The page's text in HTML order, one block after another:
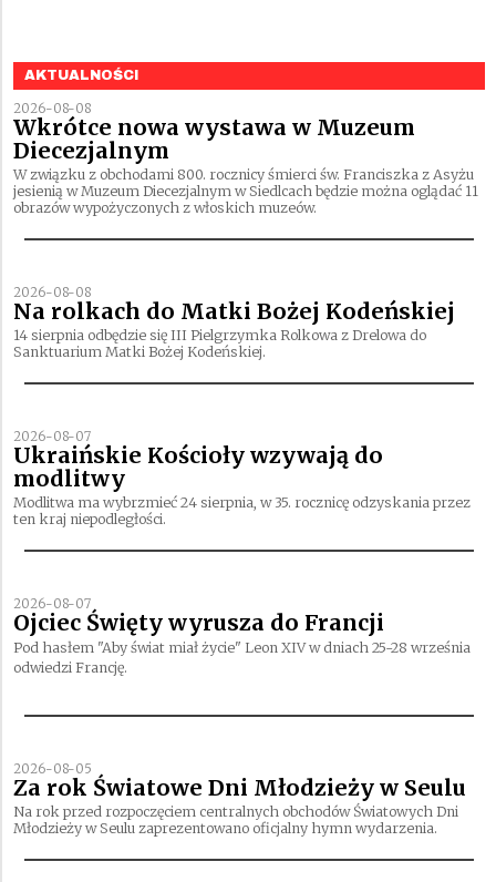
AKTUALNOŚCI
2026-08-08
Wkrótce nowa wystawa w Muzeum
Diecezjalnym
W związku z obchodami 800. rocznicy śmierci św. Franciszka z Asyżu
jesienią w Muzeum Diecezjalnym w Siedlcach będzie można oglądać 11
obrazów wypożyczonych z włoskich muzeów.
2026-08-08
Na rolkach do Matki Bożej Kodeńskiej
14 sierpnia odbędzie się III Pielgrzymka Rolkowa z Drelowa do
Sanktuarium Matki Bożej Kodeńskiej.
2026-08-07
Ukraińskie Kościoły wzywają do
modlitwy
Modlitwa ma wybrzmieć 24 sierpnia, w 35. rocznicę odzyskania przez
ten kraj niepodległości.
2026-08-07
Ojciec Święty wyrusza do Francji
Pod hasłem "Aby świat miał życie" Leon XIV w dniach 25-28 września
odwiedzi Francję.
2026-08-05
Za rok Światowe Dni Młodzieży w Seulu
Na rok przed rozpoczęciem centralnych obchodów Światowych Dni
Młodzieży w Seulu zaprezentowano oficjalny hymn wydarzenia.